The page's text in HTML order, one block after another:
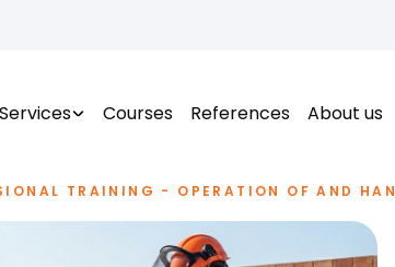
Services Courses References About us
TRAINING - OPERATION OF AND